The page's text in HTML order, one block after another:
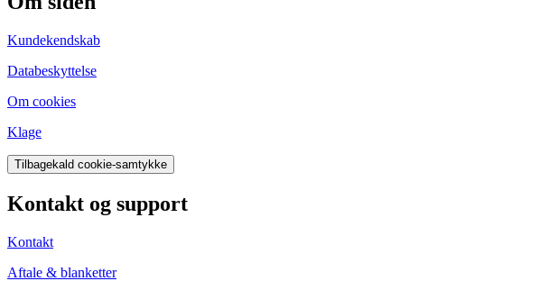
Kundekendskab
Databeskyttelse
Om cookies
Klage
Tilbagekald cookie-samtykke
Kontakt og support
Kontakt
Aftale & blanketter